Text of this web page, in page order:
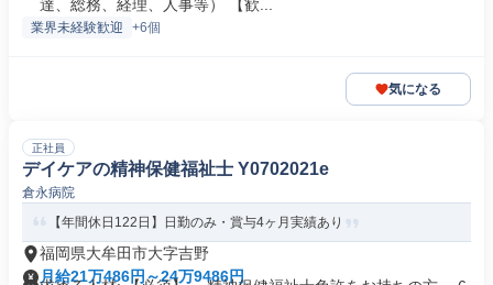
達、総務、経理、人事等） 【歓...
業界未経験歓迎 +6個
気になる
正社員
デイケアの精神保健福祉士 Y0702021e
倉永病院
【年間休日122日】日勤のみ・賞与4ヶ月実績あり
福岡県大牟田市大字吉野
月給21万486円～24万9486円